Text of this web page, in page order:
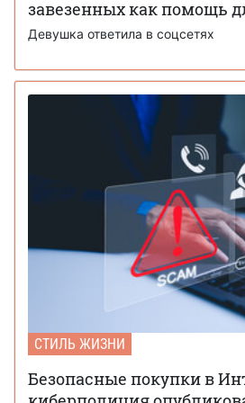
завезенных как помощь
Девушка ответила в соцсетях
СТИЛЬ ЖИЗНИ
Безопасные покупки в